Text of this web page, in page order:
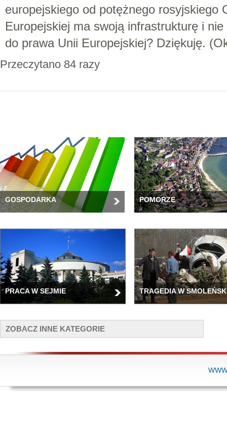
europejskiego od potężnego rosyjskiego
Europejskiej ma swoją infrastrukturę i
do prawa Unii Europejskiej? Dziękuję.
Przeczytano 84 razy
GOSPODARKA POMORZE
PRACA W SEJMIE TRAGEDIA W
ZOBACZ INNE KATEGORIE